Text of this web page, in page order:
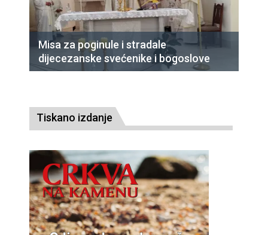
Misa za poginule i stradale
dijecezanske svećenike i bogoslove
Tiskano izdanje